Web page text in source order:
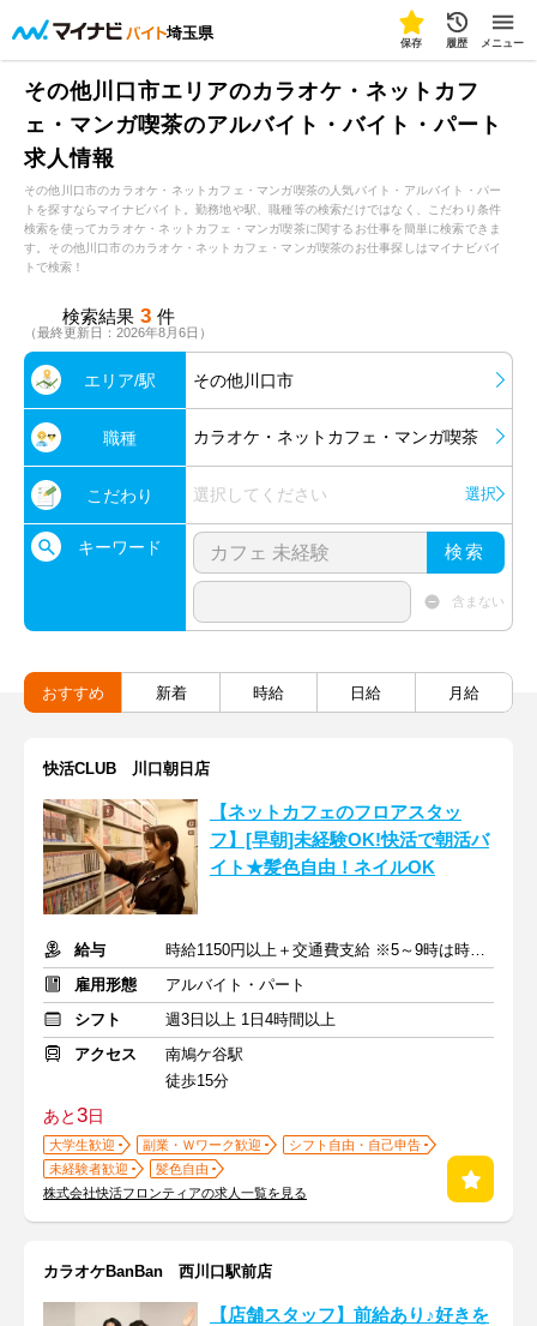
埼玉県
保存 履歴 メニュー
その他川口市エリアのカラオケ・ネットカフ
ェ・マンガ喫茶のアルバイト・バイト・パート
求人情報
その他川口市のカラオケ・ネットカフェ・マンガ喫茶の人気バイト・アルバイト・パー
トを探すならマイナビバイト。勤務地や駅、職種等の検索だけではなく、こだわり条件
検索を使ってカラオケ・ネットカフェ・マンガ喫茶に関するお仕事を簡単に検索できま
す。その他川口市のカラオケ・ネットカフェ・マンガ喫茶のお仕事探しはマイナビバイ
トで検索！
検索結果 3 件
（最終更新日：2026年8月6日）
エリア/駅 その他川口市
職種 カラオケ・ネットカフェ・マンガ喫茶
こだわり 選択してください 選択
キーワード 検索
含まない
おすすめ 新着 時給 日給 月給
快活CLUB 川口朝日店
【ネットカフェのフロアスタッ
フ】[早朝]未経験OK!快活で朝活バ
イト★髪色自由！ネイルOK
給与
時給1150円以上＋交通費支給 ※5～9時は時給1200円
雇用形態
アルバイト・パート
シフト
週3日以上 1日4時間以上
アクセス
南鳩ケ谷駅
徒歩15分
あと3日
大学生歓迎 副業・Ｗワーク歓迎
シフト自由・自己申告
未経験者歓迎
髪色自由
株式会社快活フロンティアの求人一覧を見る
カラオケBanBan 西川口駅前店
【店舗スタッフ】前給あり♪好きを